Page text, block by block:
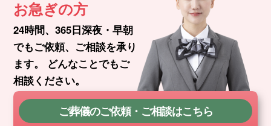
お急ぎの方
24時間、365日深夜・早朝
でもご依頼、ご相談を承り
ます。
どんなことでもご
相談ください。
ご葬儀のご依頼・ご相談はこちら